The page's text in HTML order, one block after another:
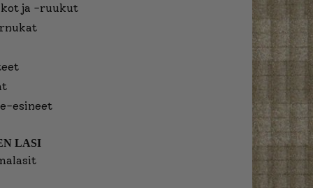
ja -ruukut
esineet
LASI